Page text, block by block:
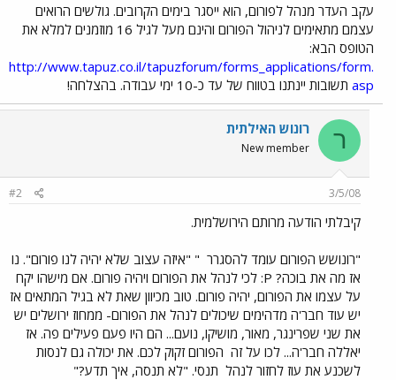
עקב העדר מנהל לפורום, הוא ייסגר בימים הקרובים. גולשים הרואים
עצמם מתאימים לניהול הפורום והינם מעל לגיל 16 מוזמנים למלא את
הטופס הבא:
http://www.tapuz.co.il/tapuzforum/forms_applications/form.
asp תשובות יינתנו בטווח של עד כ-10 ימי עבודה. בהצלחה!
ר רונוש האילתית
New member
3/5/08
#2
קיבלתי הודעה מרותם הירושלמית.
"רונושש הפורום עומד להסגרר " "איזה עצוב שלא יהיה לנו פורום". נו
אז מה את בוכה? P: לכי לנהל את הפורום ויהיה פורום. אם מישהו יקח
על עצמו את הפורום, יהיה פורום. טוב מכיוון שאת לא בגיל המתאים אז
יש עוד חבר'ה מדהימים שיכולים לנהל את הפורום- ממחוז ירושלים יש
את שני שפרינגר, מאור, מושיקו, נועם... הם היו פעם פעילים פה. אז
יאללה חבר'ה... לכו על זה הפורום זקוק לכם. את יכולה גם לנסות
לשכנע את עוז לחזור לנהל תנסי. "לא תנסה, איך תדע?"